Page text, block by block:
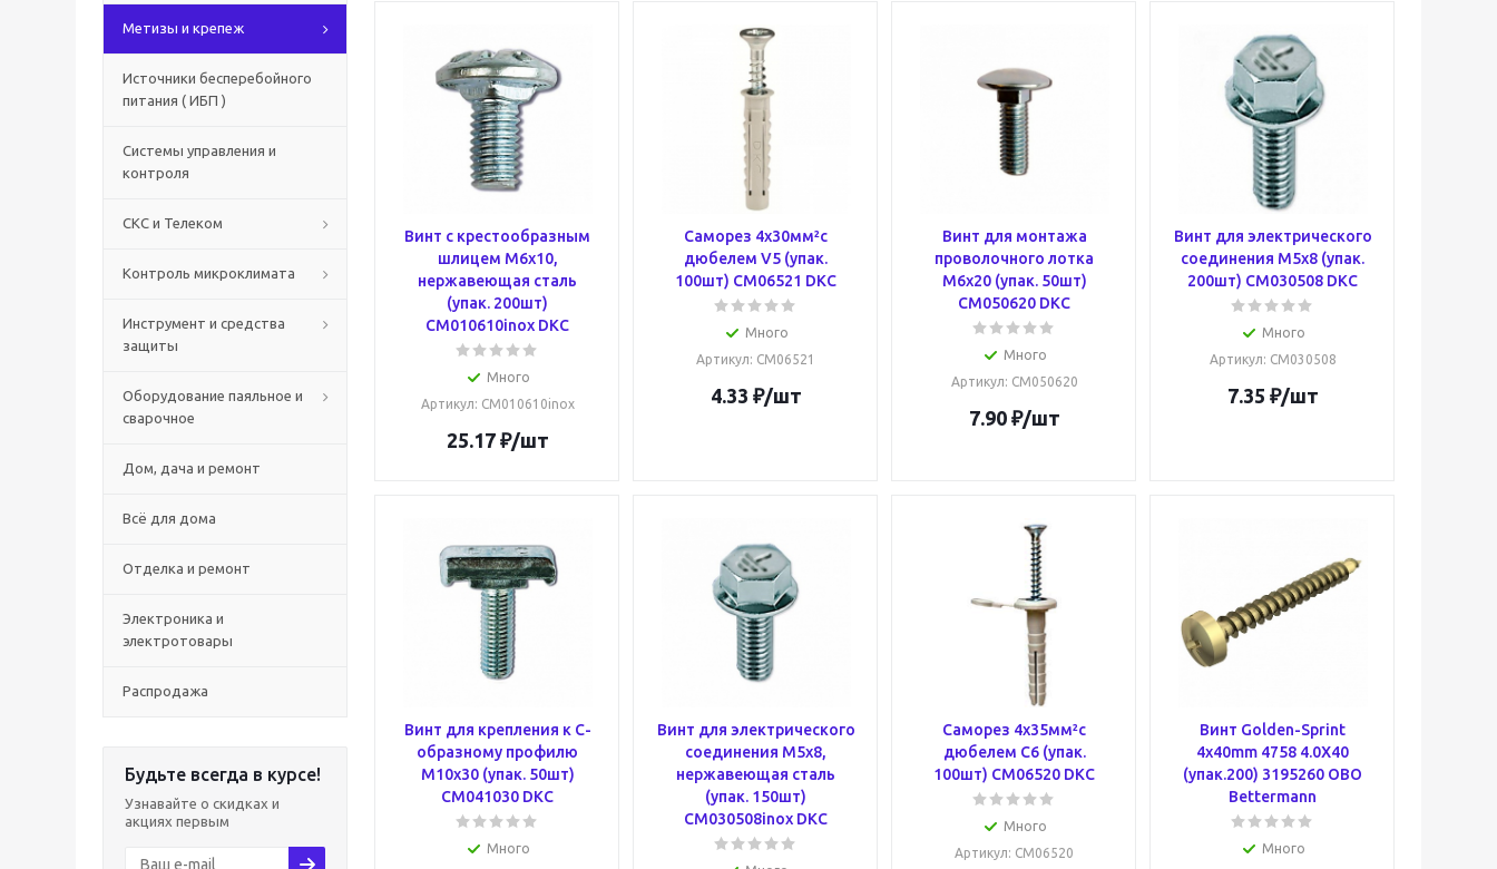
Метизы и крепеж
Источники бесперебойного
питания ( ИБП )
Системы управления и
контроля
СКС и Телеком
Контроль микроклимата
Инструмент и средства
защиты
Оборудование паяльное и
сварочное
Дом, дача и ремонт
Всё для дома
Отделка и ремонт
Электроника и
электротовары
Распродажа
Будьте всегда в курсе!
Узнавайте о скидках и
акциях первым
Винт с крестообразным
шлицем М6х10,
нержавеющая сталь
(упак. 200шт)
CM010610inox DKC
Много
Артикул: CM010610inox
25.17₽/шт
Саморез 4х30мм²с
дюбелем V5 (упак.
100шт) CM06521 DKC
Много
Артикул: CM06521
4.33 ₽/шт
Винт для монтажа
проволочного лотка
М6х20 (упак. 50шт)
CM050620 DKC
Много
Артикул: CM050620
7.90₽/шт
Винт для электрического
соединения М5х8 (упак.
200шт) CM030508 DKC
Много
Артикул: CM030508
7.35 ₽/шт
Винт для крепления к С-
образному профилю
М10х30 (упак. 50шт)
CM041030 DKC
Много
Винт для электрического
соединения М5х8,
нержавеющая сталь
(упак. 150шт)
CM030508inox DKC
Саморез 4х35мм²с
дюбелем C6 (упак.
100шт) CM06520 DKC
Много
Артикул: CM06520
Винт Golden-Sprint
4x40mm 4758 4.0X40
(упак.200) 3195260 OBO
Bettermann
Много